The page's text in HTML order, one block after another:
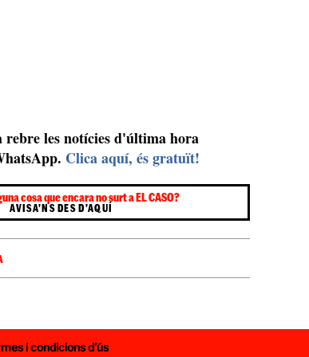
rebre les notícies d'última hora
Clica aquí, és gratuït!
cosa que encara no surt a EL CASO?
AVISA'NS DES D'AQUÍ
i condicions d’ús